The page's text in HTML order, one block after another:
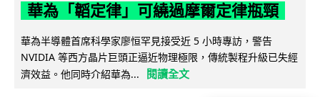
華為「韜定律」可繞過摩爾定律瓶頸
華為半導體首席科學家廖恒罕見接受近 5 小時專訪，警告
NVIDIA 等西方晶片巨頭正逼近物理極限，傳統製程升級已失經
濟效益。他同時介紹華為...
閱讀全文